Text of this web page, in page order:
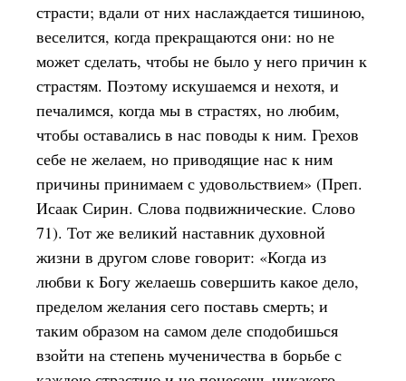
страсти; вдали от них наслаждается тишиною,
веселится, когда прекращаются они: но не
может сделать, чтобы не было у него причин к
страстям. Поэтому искушаемся и нехотя, и
печалимся, когда мы в страстях, но любим,
чтобы оставались в нас поводы к ним. Грехов
себе не желаем, но приводящие нас к ним
причины принимаем с удовольствием» (Преп.
Исаак Сирин. Слова подвижнические. Слово
71). Тот же великий наставник духовной
жизни в другом слове говорит: «Когда из
любви к Богу желаешь совершить какое дело,
пределом желания сего поставь смерть; и
таким образом на самом деле сподобишься
взойти на степень мученичества в борьбе с